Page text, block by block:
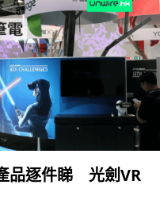
品逐件睇 光劍VR